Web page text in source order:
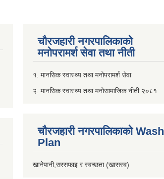
चौरजहारी नगरपालिकाको
मनोपरामर्श सेवा तथा नीती
१. मानसिक स्वास्थ्य तथा मनोपरामर्श सेवा
२. मानसिक स्वास्थ्य तथा मनोसामाजिक नीती २०८१
चौरजहारी नगरपालिकाको Wash
Plan
खानेपानी,सरसफाइ र स्वच्छता (खासस्व)